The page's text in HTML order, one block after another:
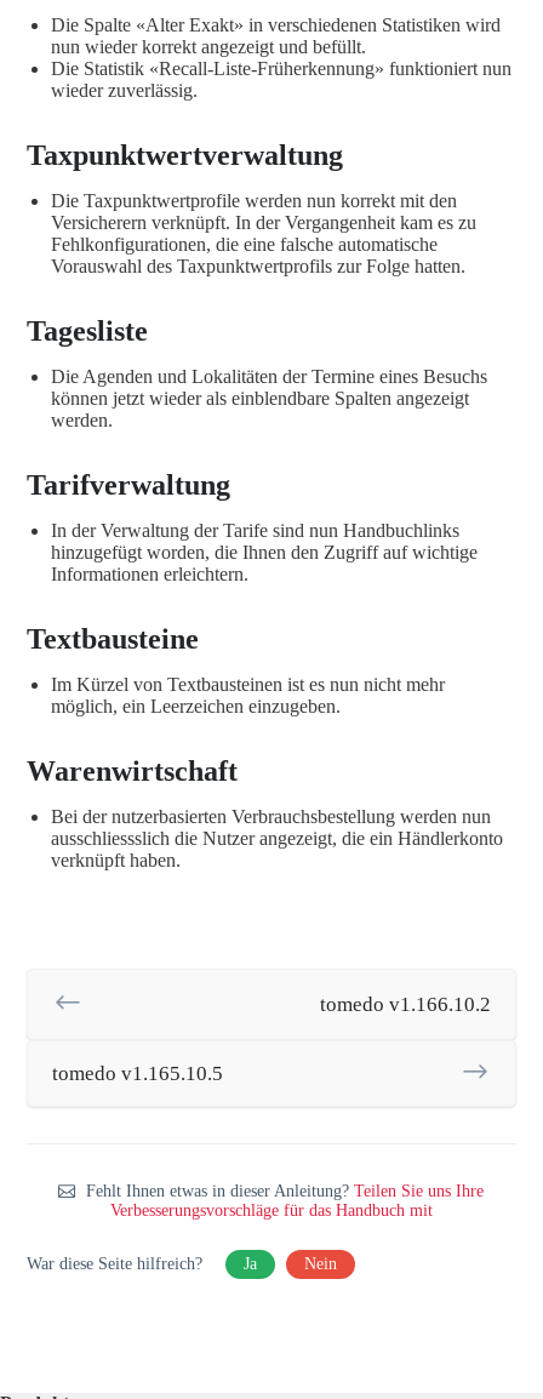
Die Spalte «Alter Exakt» in verschiedenen Statistiken wird
nun wieder korrekt angezeigt und befüllt.
Die Statistik «Recall-Liste-Früherkennung» funktioniert nun
wieder zuverlässig.
Taxpunktwertverwaltung
Die Taxpunktwertprofile werden nun korrekt mit den
Versicherern verknüpft. In der Vergangenheit kam es zu
Fehlkonfigurationen, die eine falsche automatische
Vorauswahl des Taxpunktwertprofils zur Folge hatten.
Tagesliste
Die Agenden und Lokalitäten der Termine eines Besuchs
können jetzt wieder als einblendbare Spalten angezeigt
werden.
Tarifverwaltung
In der Verwaltung der Tarife sind nun Handbuchlinks
hinzugefügt worden, die Ihnen den Zugriff auf wichtige
Informationen erleichtern.
Textbausteine
Im Kürzel von Textbausteinen ist es nun nicht mehr
möglich, ein Leerzeichen einzugeben.
Warenwirtschaft
Bei der nutzerbasierten Verbrauchsbestellung werden nun
ausschliessslich die Nutzer angezeigt, die ein Händlerkonto
verknüpft haben.
tomedo v1.166.10.2
tomedo v1.165.10.5
Fehlt Ihnen etwas in dieser Anleitung?Teilen Sie uns Ihre
Verbesserungsvorschläge für das Handbuch mit
War diese Seite hilfreich? Ja Nein